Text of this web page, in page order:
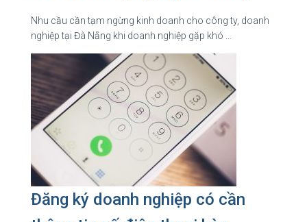
Nhu cầu cần tạm ngừng kinh doanh cho công ty, doanh
nghiệp tại Đà Nẵng khi doanh nghiệp gặp khó …
Đăng ký doanh nghiệp có cần